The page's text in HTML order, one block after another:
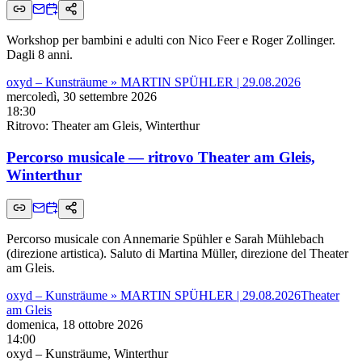
Workshop per bambini e adulti con Nico Feer e Roger Zollinger.
Dagli 8 anni.
oxyd – Kunsträume » MARTIN SPÜHLER | 29.08.2026
mercoledì, 30 settembre 2026
18:30
Ritrovo: Theater am Gleis, Winterthur
Percorso musicale — ritrovo Theater am Gleis,
Winterthur
Percorso musicale con Annemarie Spühler e Sarah Mühlebach
(direzione artistica). Saluto di Martina Müller, direzione del Theater
am Gleis.
oxyd – Kunsträume » MARTIN SPÜHLER | 29.08.2026Theater
am Gleis
domenica, 18 ottobre 2026
14:00
oxyd – Kunsträume, Winterthur